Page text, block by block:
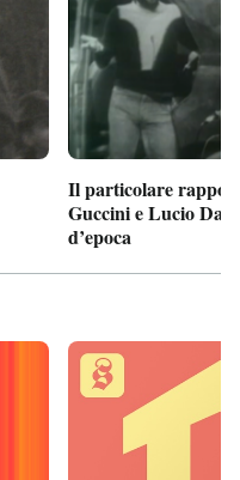
Il particolare
Guccini e Lucio
d’epoca